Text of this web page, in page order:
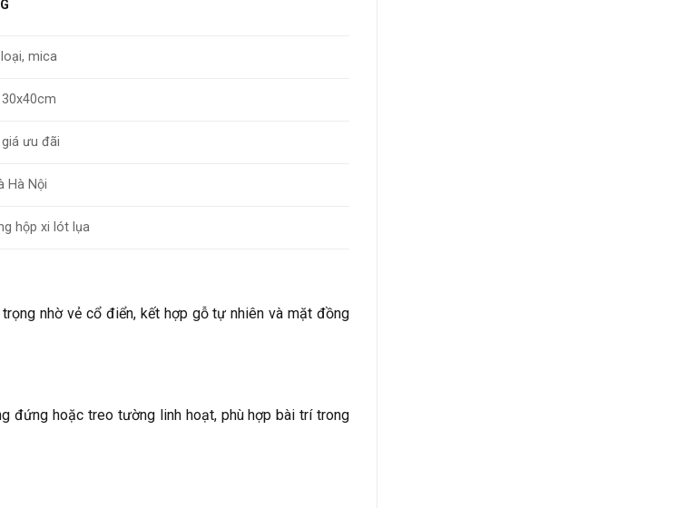
mica
ưu đãi
Hà Nội
hộp xi lót lụa
nhờ vẻ cổ điển, kết hợp gỗ tự nhiên và mặt đồng
đứng hoặc treo tường linh hoạt, phù hợp bài trí trong